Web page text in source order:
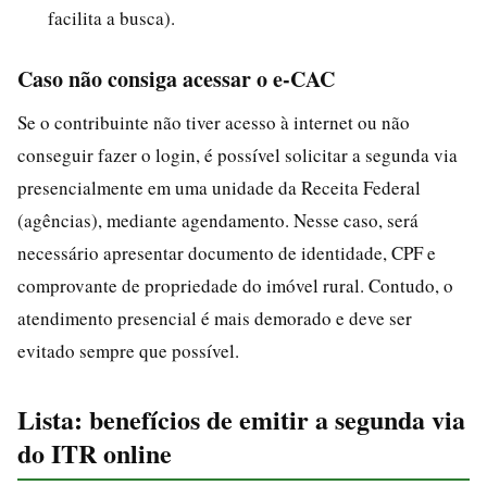
facilita a busca).
Caso não consiga acessar o e-CAC
Se o contribuinte não tiver acesso à internet ou não
conseguir fazer o login, é possível solicitar a segunda via
presencialmente em uma unidade da Receita Federal
(agências), mediante agendamento. Nesse caso, será
necessário apresentar documento de identidade, CPF e
comprovante de propriedade do imóvel rural. Contudo, o
atendimento presencial é mais demorado e deve ser
evitado sempre que possível.
Lista: benefícios de emitir a segunda via
do ITR online